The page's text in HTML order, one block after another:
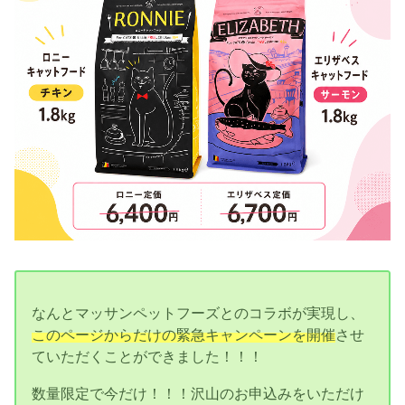
なんとマッサンペットフーズとのコラボが実現し、
このページからだけの緊急キャンペーンを開催させ
ていただくことができました！！！
数量限定で今だけ！！！沢山のお申込みをいただけ